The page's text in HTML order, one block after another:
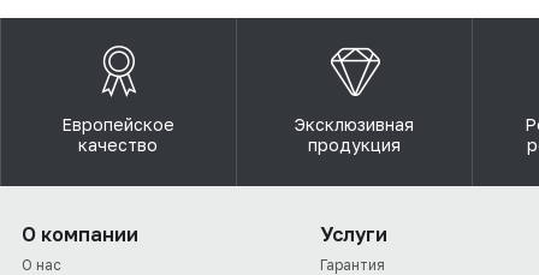
Европейское
качество
Эксклюзивная
продукция
О компании
О нас
Услуги
Гарантия